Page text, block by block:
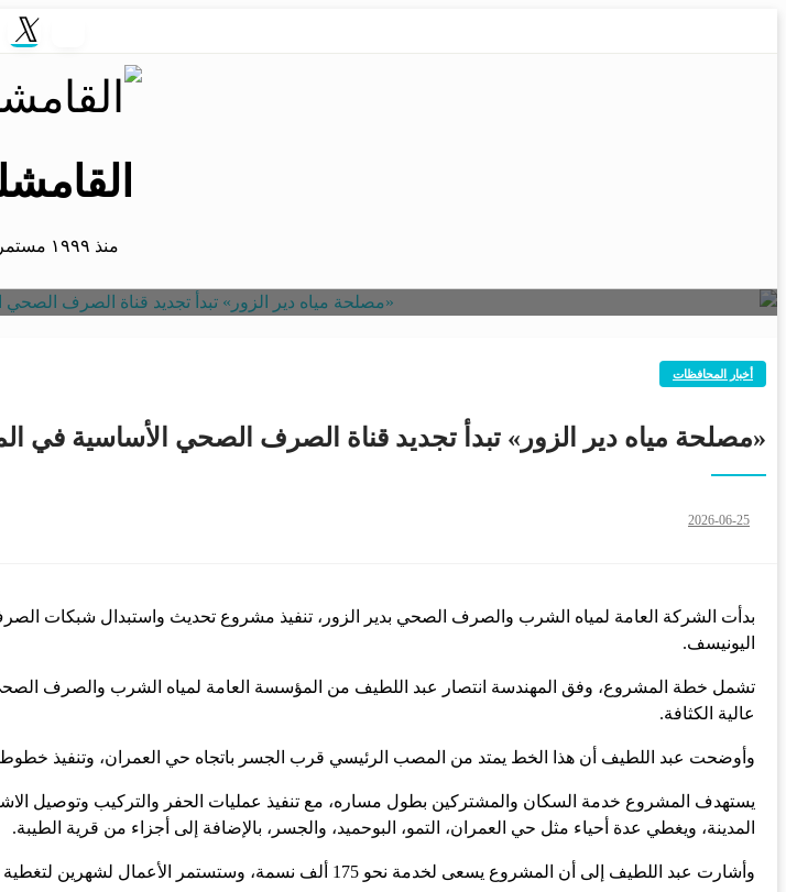
منذ ١٩٩٩ مستمرون
أخبار المحافظات
«مصلحة مياه دير الزور» تبدأ تجديد قناة الصرف الصحي الأساسية في الميادين
2026-06-25
اليونيسف.
عالية الكثافة.
وأوضحت عبد اللطيف أن هذا الخط يمتد من المصب الرئيسي قرب الجسر باتجاه حي العمران، وتنفيذ خطوط صرف صحي
يستهدف المشروع خدمة السكان والمشتركين بطول مساره، مع تنفيذ عمليات الحفر والتركيب وتوصيل
المدينة، ويغطي عدة أحياء مثل حي العمران، التمو، البوحميد، والجسر، بالإضافة إلى أجزاء من قرية الطيبة.
وأشارت عبد اللطيف إلى أن المشروع يسعى لخدمة نحو 175 ألف نسمة، وستستمر الأعمال لشهرين لتغطية المدينة بشكل كامل.